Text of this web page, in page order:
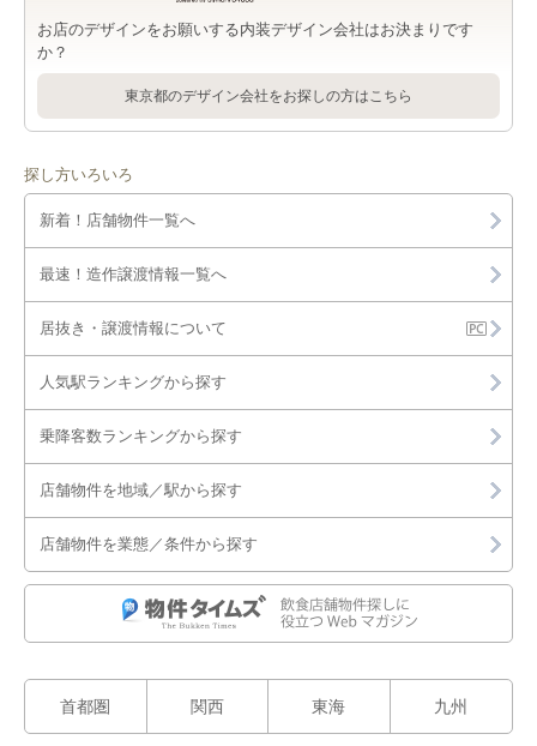
お店のデザインをお願いする内装デザイン会社はお決まりです
か？
東京都のデザイン会社をお探しの方はこちら
探し方いろいろ
新着！店舗物件一覧へ
最速！造作譲渡情報一覧へ
居抜き・譲渡情報について
人気駅ランキングから探す
乗降客数ランキングから探す
店舗物件を地域／駅から探す
店舗物件を業態／条件から探す
首都圏 関西 東海 九州